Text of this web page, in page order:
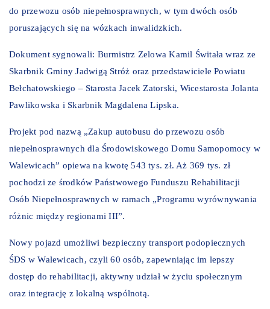
do przewozu osób niepełnosprawnych, w tym dwóch osób
poruszających się na wózkach inwalidzkich.
Dokument sygnowali: Burmistrz Zelowa Kamil Świtała wraz ze
Skarbnik Gminy Jadwigą Stróż oraz przedstawiciele Powiatu
Bełchatowskiego – Starosta Jacek Zatorski, Wicestarosta Jolanta
Pawlikowska i Skarbnik Magdalena Lipska.
Projekt pod nazwą „Zakup autobusu do przewozu osób
niepełnosprawnych dla Środowiskowego Domu Samopomocy w
Walewicach” opiewa na kwotę 543 tys. zł. Aż 369 tys. zł
pochodzi ze środków Państwowego Funduszu Rehabilitacji
Osób Niepełnosprawnych w ramach „Programu wyrównywania
różnic między regionami III”.
Nowy pojazd umożliwi bezpieczny transport podopiecznych
ŚDS w Walewicach, czyli 60 osób, zapewniając im lepszy
dostęp do rehabilitacji, aktywny udział w życiu społecznym
oraz integrację z lokalną wspólnotą.